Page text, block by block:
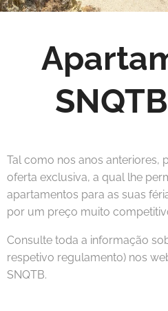
Tal como nos anos anteriores,
oferta exclusiva, a qual lhe
apartamentos para as suas
por um preço muito
Consulte toda a informação
respetivo regulamento) nos
SNQTB.